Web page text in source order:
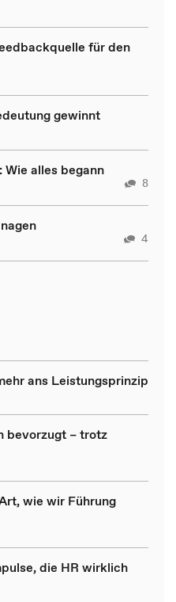
für den
gewinnt
Wie alles begann
8
4
ans Leistungsprinzip
bevorzugt – trotz
wie wir Führung
die HR wirklich